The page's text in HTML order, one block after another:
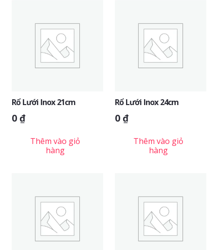
Rổ Lưới Inox 21cm
0₫
Thêm vào giỏ
hàng
Rổ Lưới Inox 24cm
0₫
Thêm vào giỏ
hàng